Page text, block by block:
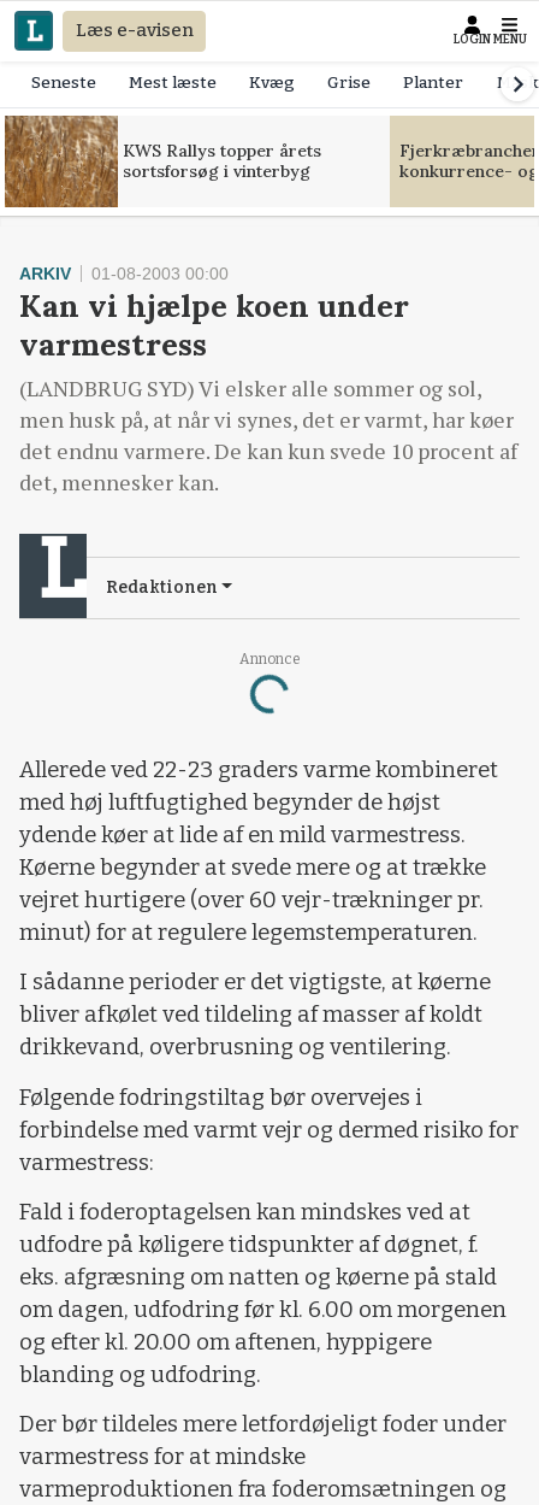
Læs e-avisen LOGIN MENU
Seneste Mest læste Kvæg Grise Planter
KWS Rallys topper årets
sortsforsøg i vinterbyg
konkurrence-
Annonce
Loading...
ARKIV 01-08-2003 00:00
Kan vi hjælpe koen under
varmestress
(LANDBRUG SYD) Vi elsker alle sommer og sol,
men husk på, at når vi synes, det er varmt, har køer
det endnu varmere. De kan kun svede 10 procent af
det, mennesker kan.
Redaktionen
Allerede ved 22-23 graders varme kombineret
med høj luftfugtighed begynder de højst
ydende køer at lide af en mild varmestress.
Køerne begynder at svede mere og at trække
vejret hurtigere (over 60 vejr-trækninger pr.
minut) for at regulere legemstemperaturen.
I sådanne perioder er det vigtigste, at køerne
bliver afkølet ved tildeling af masser af koldt
drikkevand, overbrusning og ventilering.
Følgende fodringstiltag bør overvejes i
forbindelse med varmt vejr og dermed risiko for
varmestress:
Fald i foderoptagelsen kan mindskes ved at
udfodre på køligere tidspunkter af døgnet, f.
eks. afgræsning om natten og køerne på stald
om dagen, udfodring før kl. 6.00 om morgenen
og efter kl. 20.00 om aftenen, hyppigere
blanding og udfodring.
Der bør tildeles mere letfordøjeligt foder under
varmestress for at mindske
varmeproduktionen fra foderomsætningen og